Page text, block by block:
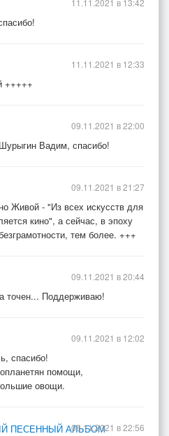
11.11.2021 в 13:42
+++++
11.11.2021 в 12:33
Вадим, спасибо!
09.11.2021 в 22:00
Живой - "Из всех искусств для
кино", а сейчас, в эпоху
тем более. +++
09.11.2021 в 21:27
точен... Поддерживаю!
09.11.2021 в 20:44
спасибо!
помощи,
овощи.
09.11.2021 в 12:02
ПЕСЕННЫЙ АЛЬБОМ08.11.2021 в 22:56